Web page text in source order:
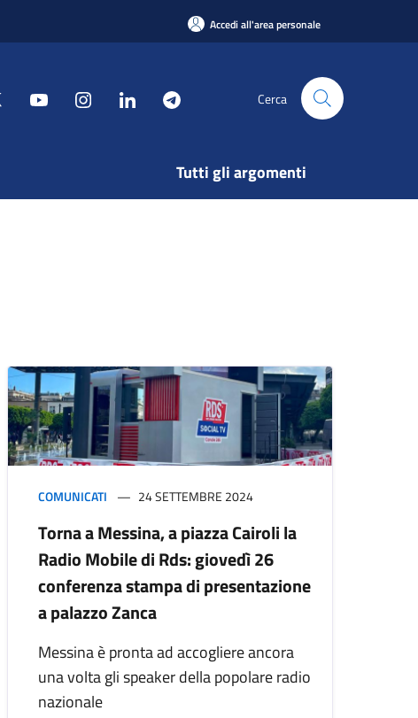
Accedi all'area personale
Cerca
Tutti gli argomenti
COMUNICATI 24 SETTEMBRE 2024
Torna a Messina, a piazza Cairoli la
Radio Mobile di Rds: giovedì 26
conferenza stampa di presentazione
a palazzo Zanca
Messina è pronta ad accogliere ancora
una volta gli speaker della popolare radio
nazionale